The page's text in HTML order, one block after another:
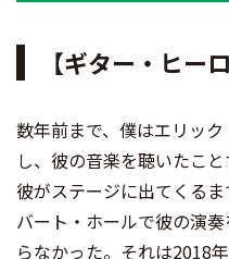
【ギター・ヒー
数年前まで、僕はエリッ
し、彼の音楽を聴いたこ
彼がステージに出てくる
バート・ホールで彼の演
らなかった。それは2018